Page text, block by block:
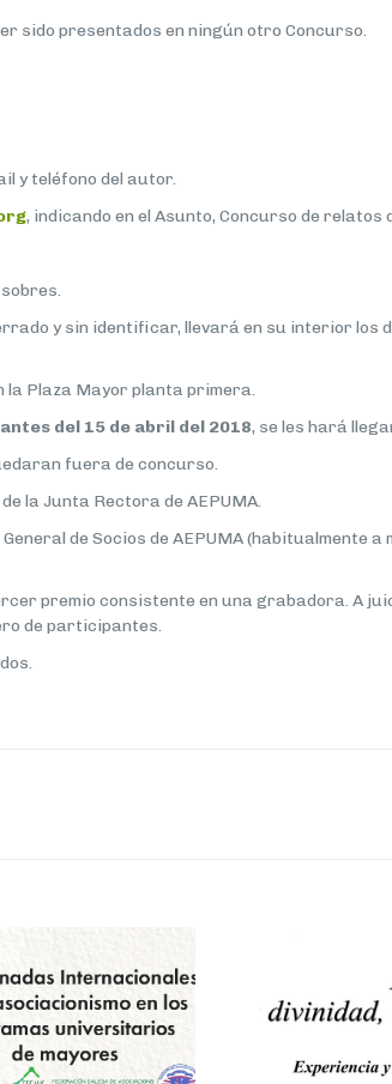
sido presentados en ningún otro Concurso.
y teléfono del autor.
, indicando en el Asunto, Concurso de relatos
y sin identificar, llevará en su interior los
la Plaza Mayor planta primera.
antes del 15 de abril del 2018, se les hará
fuera de concurso.
la Junta Rectora de AEPUMA.
de Socios de AEPUMA (habitualmente a
premio consistente en una grabadora. A
de participantes.